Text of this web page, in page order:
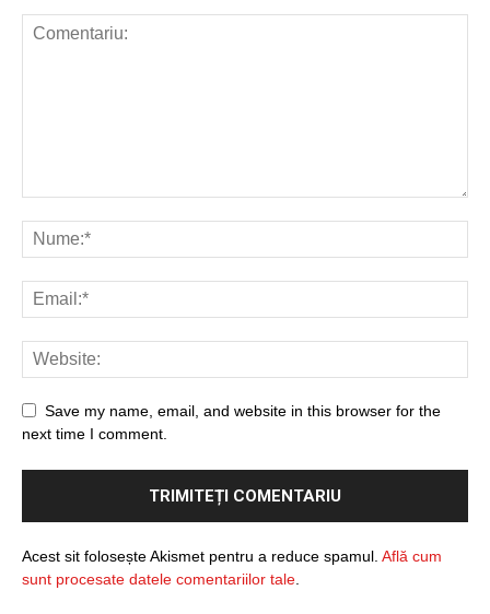
Save my name, email, and website in this browser for the
next time I comment.
Acest sit folosește Akismet pentru a reduce spamul. Află cum
sunt procesate datele comentariilor tale